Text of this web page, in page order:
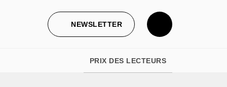
NEWSLETTER
PRIX DES LECTEURS